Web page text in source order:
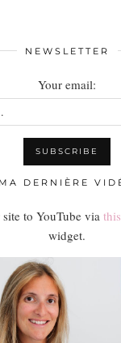
NEWSLETTER
Your email:
MA DERNIÈRE
to YouTube via
widget.